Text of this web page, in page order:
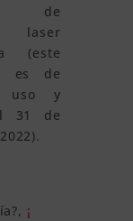
de
laser
(este
es de
uso y
31 de
¡